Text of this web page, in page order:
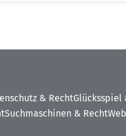
& RechtGlücksspiel
Suchmaschinen & Recht